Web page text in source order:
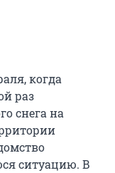
когда
раз
снега на
ситуацию. В